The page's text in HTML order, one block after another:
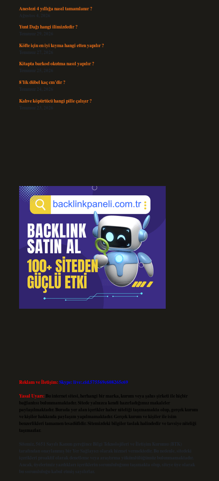
Anestezi 4 yıllığa nasıl tamamlanır ?
Ağustos 4, 2026
Yunt Dağı hangi ilimizdedir ?
Temmuz 29, 2026
Köfte için en iyi kıyma hangi etten yapılır ?
Temmuz 27, 2026
Kitapta barkod okutma nasıl yapılır ?
Temmuz 25, 2026
8’lik dübel kaç cm’dir ?
Temmuz 24, 2026
Kahve köpürtücü hangi pille çalışır ?
Temmuz 23, 2026
Reklam ve İletişim:Skype: live:.cid.575569c608265c69
Yasal Uyarı: Bu internet sitesi, herhangi bir marka, kurum veya şahıs şirketi ile hiçbir
bağlantısı bulunmamaktadır. Sitede yalnızca kendi hazırladığımız makaleler
paylaşılmaktadır. Burada yer alan içerikler haber niteliği taşımamakta olup, gerçek kurum
ve kişiler hakkında paylaşım yapılmamaktadır. Gerçek kurum ve kişiler ile isim
benzerlikleri tamamen tesadüfidir. Sitemizdeki bilgiler taslak halindedir ve tavsiye niteliği
taşımazlar.
Sitemiz, 5651 Sayılı Kanun gereğince Bilgi Teknolojileri ve İletişim Kurumu (BTK)
tarafından onaylanmış bir Yer Sağlayıcı olarak hizmet vermektedir. Bu nedenle, sitedeki
içerikleri proaktif olarak denetleme veya araştırma yükümlülüğümüz bulunmamaktadır.
Ancak, üyelerimiz yazdıkları içeriklerin sorumluluğunu taşımakta olup, siteye üye olarak
bu sorumluluğu kabul etmiş sayılırlar.